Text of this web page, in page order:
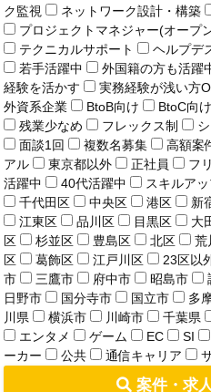
ク監視
ネットワーク設計・構築
プロジェクトマネジャー(オープ
テクニカルサポート
ヘルプデ
若手活躍中
外国籍の方も活躍
経験を活かす
実務経験が浅い方
外資系企業
BtoB向け BtoC向け
残業少なめ
フレックス制
面談1回
複数名募集 高額案
アル
東京都以外 正社員 フ
活躍中
40代活躍中 スキルア
千代田区
中央区 港区 新
江東区
品川区 目黒区 大
区
杉並区 豊島区 北区 荒
区
葛飾区 江戸川区 23区以
市
三鷹市 府中市 昭島市
日野市
国分寺市 国立市 多
川県
横浜市 川崎市 千葉県
エンタメ
ゲーム EC SI
ーカー
公共 通信キャリア
案件・求